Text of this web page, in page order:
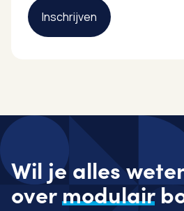
Wil je alles
overmodulair